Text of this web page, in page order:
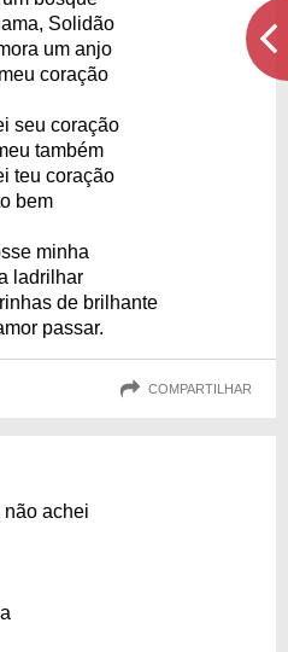
Solidão
um anjo
coração
seu coração
também
teu coração
bem
minha
ladrilhar
de brilhante
passar.
COMPARTILHAR
não achei